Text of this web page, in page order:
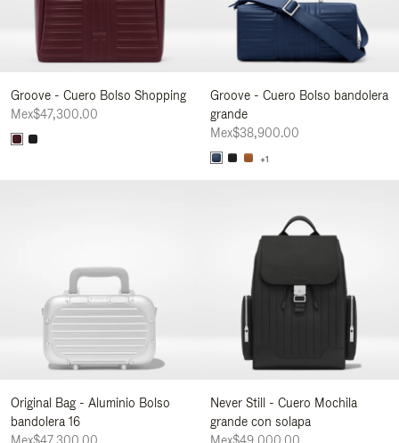
Groove - Cuero Bolso Shopping
Mex$47,300.00
Groove - Cuero Bolso bandolera
grande
Mex$38,900.00
+1
Original Bag - Aluminio Bolso
bandolera 16
Never Still - Cuero Mochila
grande con solapa